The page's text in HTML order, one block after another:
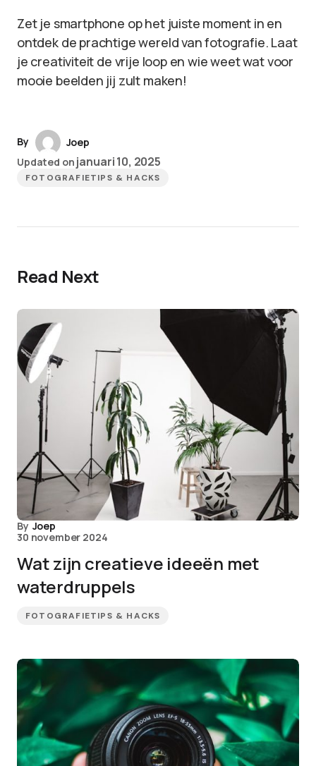
Zet je smartphone op het juiste moment in en
ontdek de prachtige wereld van fotografie. Laat
je creativiteit de vrije loop en wie weet wat voor
mooie beelden jij zult maken!
By
Joep
Updated on januari 10, 2025
FOTOGRAFIETIPS & HACKS
Read Next
By Joep
30 november 2024
Wat zijn creatieve ideeën met
waterdruppels
FOTOGRAFIETIPS & HACKS